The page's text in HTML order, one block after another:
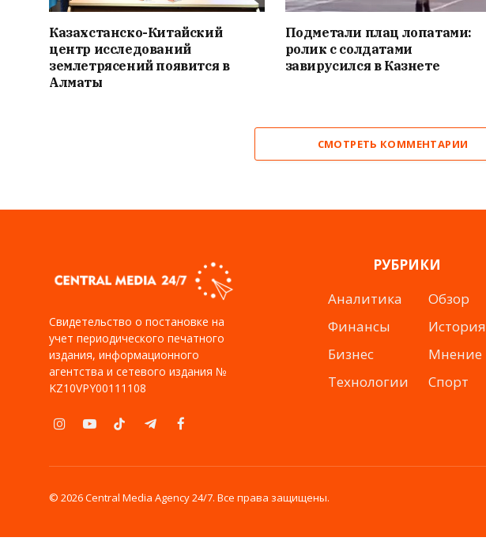
Казахстанско-Китайский
центр исследований
землетрясений появится в
Алматы
Подметали плац лопатами:
ролик с солдатами
завирусился в Казнете
СМОТРЕТЬ КОММЕНТАРИИ
Свидетельство о постановке на
учет периодического печатного
издания, информационного
агентства и сетевого издания №
KZ10VPY00111108
InstagramYouTubeTikTokTelegramFacebook
РУБРИКИ
Аналитика
Финансы
Бизнес
Технологии
Обзор
История
Мнение
Спорт
© 2026 Central Media Agency 24/7. Все права защищены.